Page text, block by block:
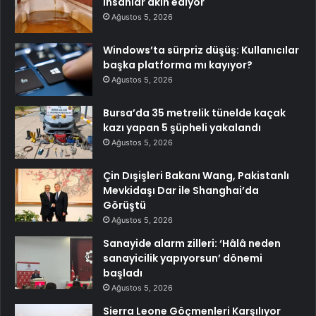
Ağustos 5, 2026
Windows’ta sürpriz düşüş: Kullanıcılar
başka platforma mı kayıyor?
Ağustos 5, 2026
Bursa’da 35 metrelik tünelde kaçak
kazı yapan 5 şüpheli yakalandı
Ağustos 5, 2026
Çin Dışişleri Bakanı Wang, Pakistanlı
Mevkidaşı Dar ile Shanghai’da
Görüştü
Ağustos 5, 2026
Sanayide alarm zilleri: ‘Hâlâ neden
sanayicilik yapıyorsun’ dönemi
başladı
Ağustos 5, 2026
Sierra Leone Göçmenleri Karşılıyor